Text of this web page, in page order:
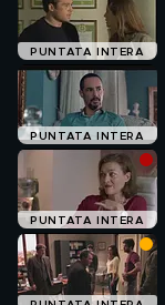
PUNTATA INTERA
PUNTATA INTERA
PUNTATA INTERA